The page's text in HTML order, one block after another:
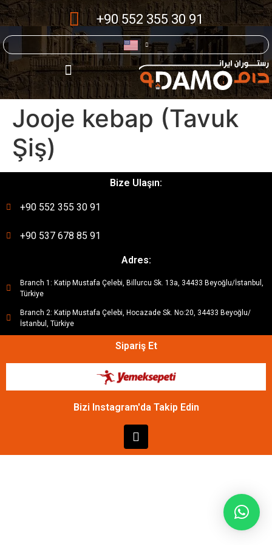
+90 552 355 30 91
Jooje kebap (Tavuk
Şiş)
Bize Ulaşın:
+90 552 355 30 91
+90 537 678 85 91
Adres:
Branch 1: Katip Mustafa Çelebi, Billurcu Sk. 13a, 34433 Beyoğlu/İstanbul,
Türkiye
Branch 2: Katip Mustafa Çelebi, Hocazade Sk. No:20, 34433 Beyoğlu/
İstanbul, Türkiye
Sipariş Et
Bizi Instagram'da Takip Edin